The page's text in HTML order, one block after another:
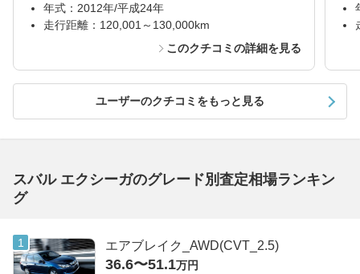
年式：2012年/平成24年
走行距離：120,001～130,000km
このクチコミの詳細を見る
ユーザーのクチコミをもっと見る
スバル エクシーガのグレード別査定相場ランキン
グ
エアブレイク_AWD(CVT_2.5)
36.6〜51.1万円